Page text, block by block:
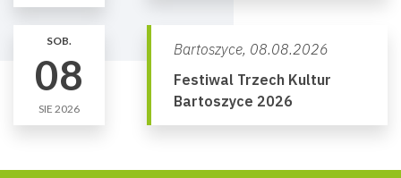
SOB.
08
SIE 2026
Bartoszyce, 08.08.2026
Festiwal Trzech Kultur
Bartoszyce 2026